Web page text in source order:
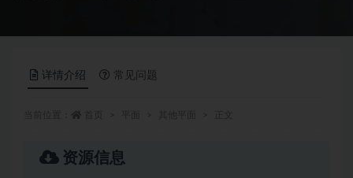
详情介绍 常见问题
资源信息